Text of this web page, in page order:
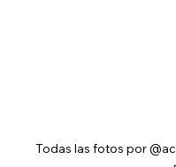
Todas las fotos por